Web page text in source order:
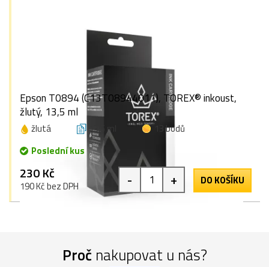
Epson T0894 (C13T08944011), TOREX® inkoust,
žlutý, 13,5 ml
žlutá 13,5 ml
13 bodů
Poslední kus
230 Kč
190 Kč bez DPH - + DO KOŠÍKU
Proč nakupovat u nás?